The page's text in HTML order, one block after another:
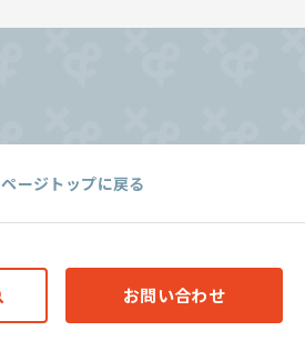
ページトップに戻る
お問い合わせ